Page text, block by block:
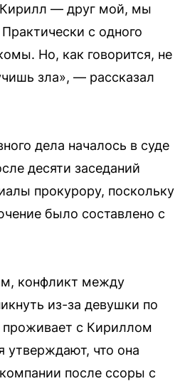
— друг мой, мы
с одного
Но, как говорится, не
зла», — рассказал
дела началось в суде
десяти заседаний
прокурору, поскольку
было составлено с
конфликт между
из-за девушки по
проживает с Кириллом
что она
после ссоры с